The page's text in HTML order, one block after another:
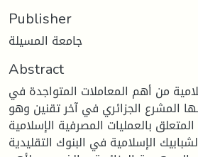
Publisher
جامعة المسيلة
Abstract
من أهم المعاملات المتواجدة في
المشرع الجزائري في آخر تقنين وهو
نظام بنك الجزائر 20-02 المتعلق بالعمليات المصرفية الإسلامية
الإسلامية في البنوك التقليدية